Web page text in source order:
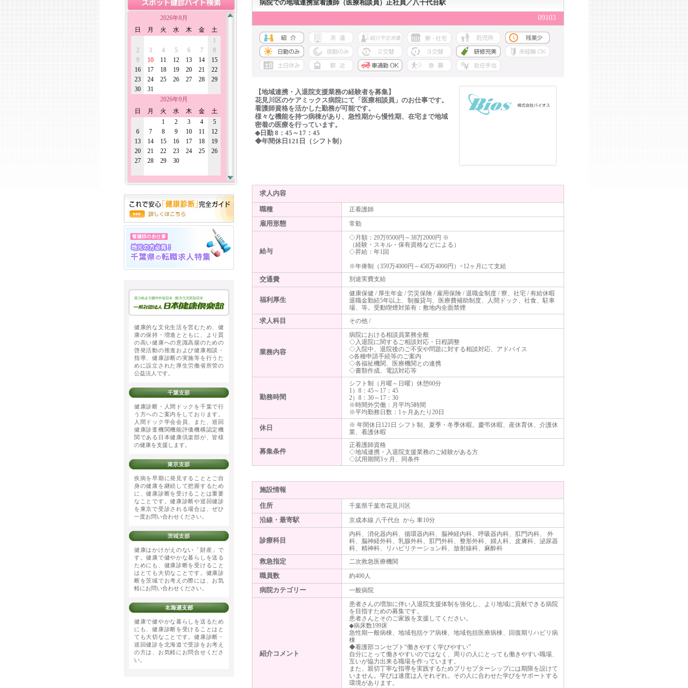
2026年8月
日
月 火 水 木 金
土
1
2
3 4 5 6 7
8
9
10 11 12 13 14
15
16
17 18 19 20 21
22
23
24 25 26 27 28
29
30
31
2026年9月
日
月 火 水 木 金
土
1
2 3 4
5
6
7 8 9 10 11
12
13
14 15 16 17 18
19
20
21 22 23 24 25
26
27
28 29 30
健康的な文化生活を営むため、健
康の保持・増進とともに、より質
の高い健康への意識高揚のための
啓発活動の推進および健康相談・
指導、健康診断の実施等を行うた
めに設立された厚生労働省所管の
公益法人です。
健康診断・人間ドックを千葉で行
う方へのご案内をしております。
人間ドック学会会員、また、巡回
健康診査機関機能評価機構認定機
関である日本健康倶楽部が、皆様
の健康を支援します。
疾病を早期に発見することとご自
身の健康を継続して把握するため
に、健康診断を受けることは重要
なことです。健康診断や巡回健診
を東京で受診される場合は、ぜひ
一度お問い合わせください。
健康はかけがえのない「財産」で
す。健康で健やかな暮らしを送る
ためにも、健康診断を受けること
はとても大切なことです。健康診
断を茨城でお考えの際には、お気
軽にお問い合わせください。
健康で健やかな暮らしを送るため
にも、健康診断を受けることはと
ても大切なことです。健康診断・
巡回健診を北海道で受診をお考え
の方は、お気軽にお問合せくださ
い。
病院での地域連携室看護師（医療相談員）正社員／八千代台駅
09103
【地域連携・入退院支援業務の経験者を募集】
花見川区のケアミックス病院にて「医療相談員」のお仕事です。
看護師資格を活かした勤務が可能です。
様々な機能を持つ病棟があり、急性期から慢性期、在宅まで地域
密着の医療を行っています。
◆日勤 8：45～17：45
◆年間休日121日（シフト制）
求人内容
職種 正看護師
雇用形態 常勤
給与
◇月額：29万9500円～38万2000円 ※
（経験・スキル・保有資格などによる）
◇昇給：年1回
※年俸制（359万4000円～458万4000円）÷12ヶ月にて支給
交通費 別途実費支給
福利厚生
健康保健 / 厚生年金 / 労災保険 / 雇用保険 / 退職金制度 / 寮、社宅 / 有給休暇
退職金勤続5年以上、制服貸与、医療費補助制度、人間ドック、社食、駐車
場、等。受動喫煙対策有：敷地内全面禁煙
求人科目 その他 /
業務内容
病院における相談員業務全般
◇入退院に関するご相談対応・日程調整
◇入院中、退院後のご不安や問題に対する相談対応、アドバイス
◇各種申請手続等のご案内
◇各福祉機関、医療機関との連携
◇書類作成、電話対応等
勤務時間
シフト制（月曜～日曜）休憩60分
1）8：45～17：45
2）8：30～17：30
※時間外労働：月平均5時間
※平均勤務日数：1ヶ月あたり20日
休日
※ 年間休日121日 シフト制、夏季・冬季休暇。慶弔休暇、産休育休、介護休
業、看護休暇
募集条件
正看護師資格
◇地域連携・入退院支援業務のご経験がある方
◇試用期間3ヶ月、同条件
施設情報
住所 千葉県千葉市花見川区
沿線・最寄駅 京成本線 八千代台 から 車10分
診療科目
内科、消化器内科、循環器内科、脳神経内科、呼吸器内科、肛門内科、 外
科、脳神経外科、乳腺外科、肛門外科、整形外科、婦人科、皮膚科、泌尿器
科、精神科、リハビリテーション科、放射線科、麻酔科
救急指定 二次救急医療機関
職員数 約400人
病院カテゴリー 一般病院
紹介コメント
患者さんの増加に伴い入退院支援体制を強化し、より地域に貢献できる病院
を目指すための募集です。
患者さんとそのご家族を支援してください。
◆病床数199床
急性期一般病棟、地域包括ケア病棟、地域包括医療病棟、回復期リハビリ病
棟
◆看護部コンセプト“働きやすく学びやすい”
自分にとって働きやすいのではなく、周りの人にとっても働きやすい職場、
互いが協力出来る職場を作っています。
また、親切丁寧な指導を実践するためプリセプターシップには期限を設けて
いません。学びは速度は人それぞれ。その人に合わせた学びをサポートする
環境があります。